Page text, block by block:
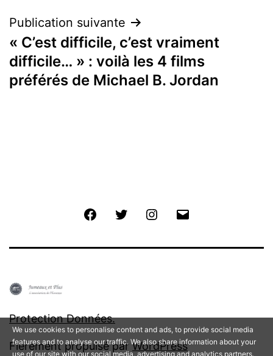
Publication suivante
« C’est difficile, c’est vraiment
difficile… » : voilà les 4 films
préférés de Michael B. Jordan
FacebookTwitter Instagram
Protection Données.
Fièrement propulsé parWordPress
We use cookies to personalise content and ads, to provide social media
features and to analyse our traffic. We also share information about your
use of our site with our social media, advertising and analytics partners.